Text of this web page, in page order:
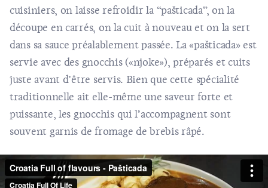
cuisiniers, on laisse refroidir la “pašticada”, on la
découpe en carrés, on la cuit à nouveau et on la sert
dans sa sauce préalablement passée. La «pašticada» est
servie avec des gnocchis («njoke»), préparés et cuits
juste avant d’être servis. Bien que cette spécialité
traditionnelle ait elle-même une saveur forte et
puissante, les gnocchis qui l’accompagnent sont
souvent garnis de fromage de brebis râpé.